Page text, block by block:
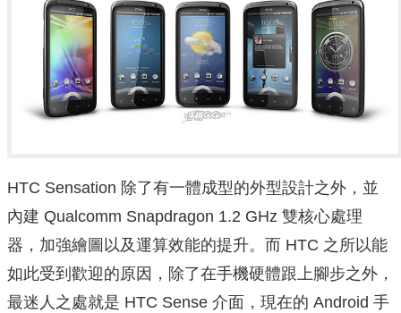
HTC Sensation 除了有一體成型的外型設計之外，並
內建 Qualcomm Snapdragon 1.2 GHz 雙核心處理
器，加強繪圖以及運算效能的提升。而 HTC 之所以能
如此受到歡迎的原因，除了在手機硬體跟上腳步之外，
最迷人之處就是 HTC Sense 介面，現在的 Android 手